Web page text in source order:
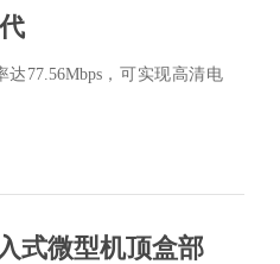
77.56Mbps，可实现高清电
式微型机顶盒部